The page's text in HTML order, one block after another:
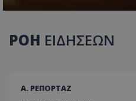
ΡΟΗ ΕΙΔΗΣΕΩΝ
Α. ΡΕΠΟΡΤΑΖ